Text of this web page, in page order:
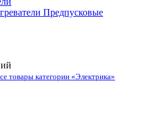
Предпусковые
товары категории «Электрика»